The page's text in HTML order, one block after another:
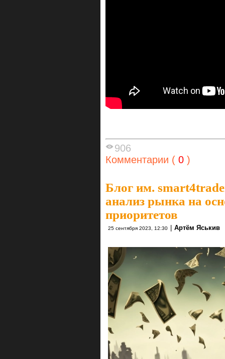
906
Комментарии ( 0 )
Блог им.
анализ рынка на
приоритетов
25 сентября 2023, 12:30 Артём Яськив